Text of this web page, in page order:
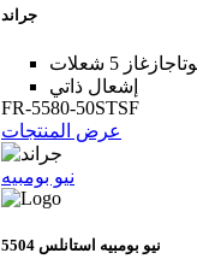
جراند
5 شعلات
إشعال ذاتي
FR-5580-50STSF
عرض المنتجات
نيو بومبيه
5504 نيو بومبيه استانلس